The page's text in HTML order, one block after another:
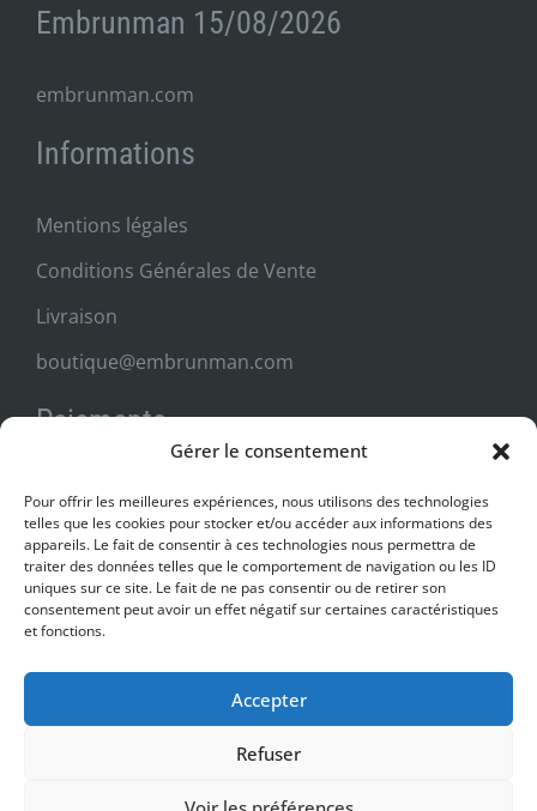
Gérer le consentement
Pour offrir les meilleures expériences, nous utilisons des technologies
telles que les cookies pour stocker et/ou accéder aux informations des
appareils. Le fait de consentir à ces technologies nous permettra de
traiter des données telles que le comportement de navigation ou les ID
uniques sur ce site. Le fait de ne pas consentir ou de retirer son
consentement peut avoir un effet négatif sur certaines caractéristiques
et fonctions.
Accepter
Refuser
Embrunman 15/08/2026
embrunman.com
Informations
Mentions légales
Conditions Générales de Vente
Livraison
boutique@embrunman.com
Paiements
Livraison